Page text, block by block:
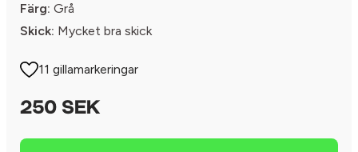
Färg: Grå
Skick: Mycket bra skick
11 gillamarkeringar
250 SEK